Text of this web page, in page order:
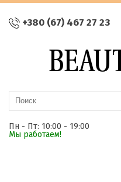
+380 (67) 467 27 23
Пн - Пт: 10:00 - 19:00
Мы работаем!